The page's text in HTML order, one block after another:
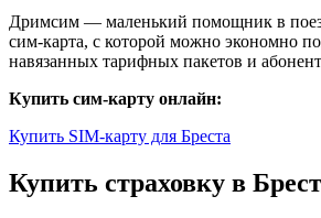
Дримсим — маленький помощник в
сим-карта, с которой можно экономно
навязанных тарифных пакетов и
Купить сим-карту онлайн:
Купить SIM-карту для Бреста
Купить страховку в Брест